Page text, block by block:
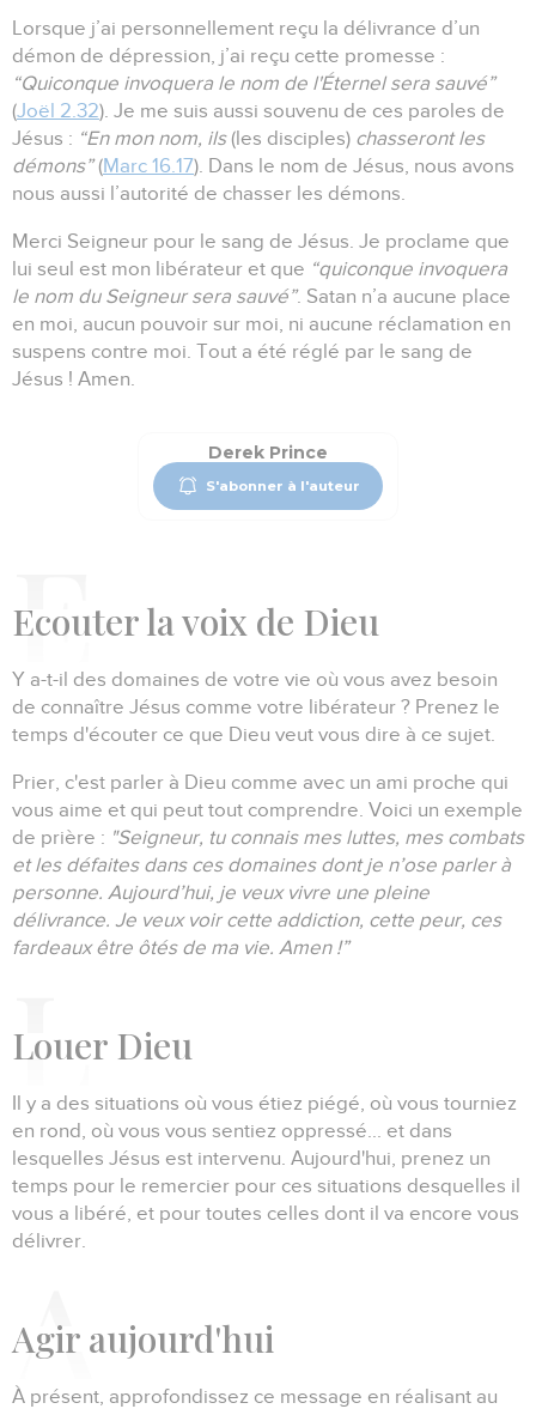
Lorsque j’ai personnellement reçu la délivrance d’un
démon de dépression, j’ai reçu cette promesse :
“Quiconque invoquera le nom de l'Éternel sera sauvé”
(Joël 2.32). Je me suis aussi souvenu de ces paroles de
Jésus : “En mon nom, ils(les disciples) chasseront les
démons”(Marc 16.17). Dans le nom de Jésus, nous avons
nous aussi l’autorité de chasser les démons.
Merci Seigneur pour le sang de Jésus. Je proclame que
lui seul est mon libérateur et que “quiconque invoquera
le nom du Seigneur sera sauvé”. Satan n’a aucune place
en moi, aucun pouvoir sur moi, ni aucune réclamation en
suspens contre moi.
Tout a été réglé par le sang de
Jésus ! Amen.
Derek Prince
S'abonner à l'auteur
Ecouter la voix de Dieu
Y a-t-il des domaines de votre vie où vous avez besoin
de connaître Jésus comme votre libérateur ? Prenez le
temps d'écouter ce que Dieu veut vous dire à ce sujet.
Prier, c'est parler à Dieu comme avec un ami proche qui
vous aime et qui peut tout comprendre. Voici un exemple
de prière : "Seigneur, tu connais mes luttes, mes combats
et les défaites dans ces domaines dont je n’ose parler à
personne. Aujourd’hui, je veux vivre une pleine
délivrance. Je veux voir cette addiction, cette peur, ces
fardeaux être ôtés de ma vie. Amen !”
Louer Dieu
Il y a des situations où vous étiez piégé, où vous tourniez
en rond, où vous vous sentiez oppressé... et dans
lesquelles Jésus est intervenu. Aujourd'hui, prenez un
temps pour le remercier pour ces situations desquelles il
vous a libéré, et pour toutes celles dont il va encore vous
délivrer.
Agir aujourd'hui
À présent, approfondissez ce message en réalisant au